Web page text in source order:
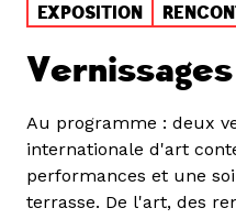
EXPOSITION
Au programme : deux
internationale d'art
performances et une
terrasse. De l'art, des